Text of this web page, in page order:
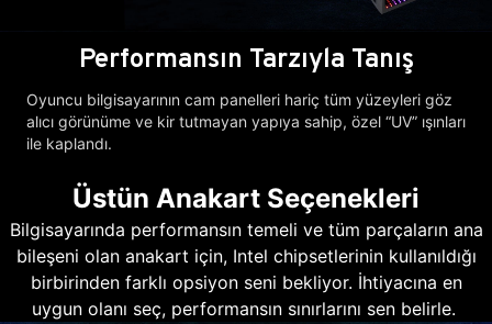
Performansın Tarzıyla Tanış
Oyuncu bilgisayarının cam panelleri hariç tüm yüzeyleri göz
alıcı görünüme ve kir tutmayan yapıya sahip, özel “UV” ışınları
ile kaplandı.
Üstün Anakart Seçenekleri
Bilgisayarında performansın temeli ve tüm parçaların ana
bileşeni olan anakart için, Intel chipsetlerinin kullanıldığı
birbirinden farklı opsiyon seni bekliyor. İhtiyacına en
uygun olanı seç, performansın sınırlarını sen belirle.